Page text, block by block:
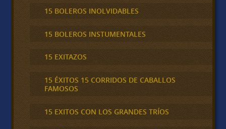
15 BOLEROS INOLVIDABLES
15 BOLEROS INSTUMENTALES
15 EXITAZOS
15 ÉXITOS 15 CORRIDOS DE CABALLOS
FAMOSOS
15 EXITOS CON LOS GRANDES TRÍOS